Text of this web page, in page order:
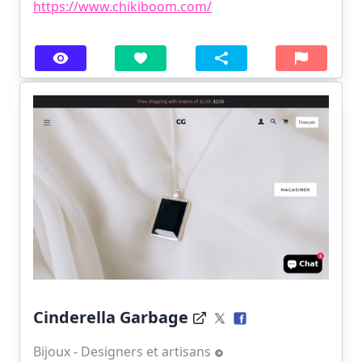
https://www.chikiboom.com/
Cinderella Garbage
Bijoux - Designers et artisans